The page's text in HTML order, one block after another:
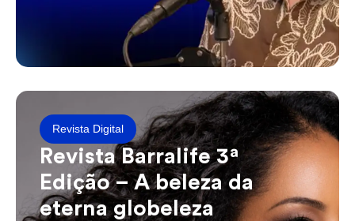
Revista Digital
Revista Barralife 3ª
Edição – A beleza da
eterna globeleza